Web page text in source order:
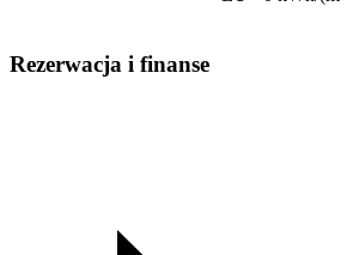
Rezerwacja i finanse